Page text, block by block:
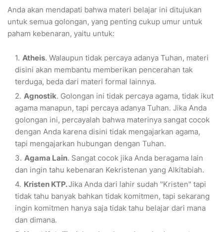
Anda akan mendapati bahwa materi belajar ini ditujukan
untuk semua golongan, yang penting cukup umur untuk
paham kebenaran, yaitu untuk:
Atheis. Walaupun tidak percaya adanya Tuhan, materi
disini akan membantu memberikan pencerahan tak
terduga, beda dari materi formal lainnya.
Agnostik. Golongan ini tidak percaya agama, tidak ikut
agama manapun, tapi percaya adanya Tuhan. Jika Anda
golongan ini, percayalah bahwa materinya sangat cocok
dengan Anda karena disini tidak mengajarkan agama,
tapi mengajarkan hubungan dengan Tuhan.
Agama Lain. Sangat cocok jika Anda beragama lain
dan ingin tahu kebenaran Kekristenan yang Alkitabiah.
Kristen KTP.Jika Anda dari lahir sudah "Kristen" tapi
tidak tahu banyak bahkan tidak komitmen, tapi sekarang
ingin komitmen hanya saja tidak tahu belajar dari mana
dan dimana.